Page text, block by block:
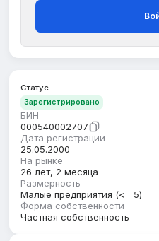
Статус
Зарегистрировано
БИН
000540002707
Дата регистрации
25.05.2000
На рынке
26 лет, 2 месяца
Размерность
Малые предприятия (<= 5)
Форма собственности
Частная собственность